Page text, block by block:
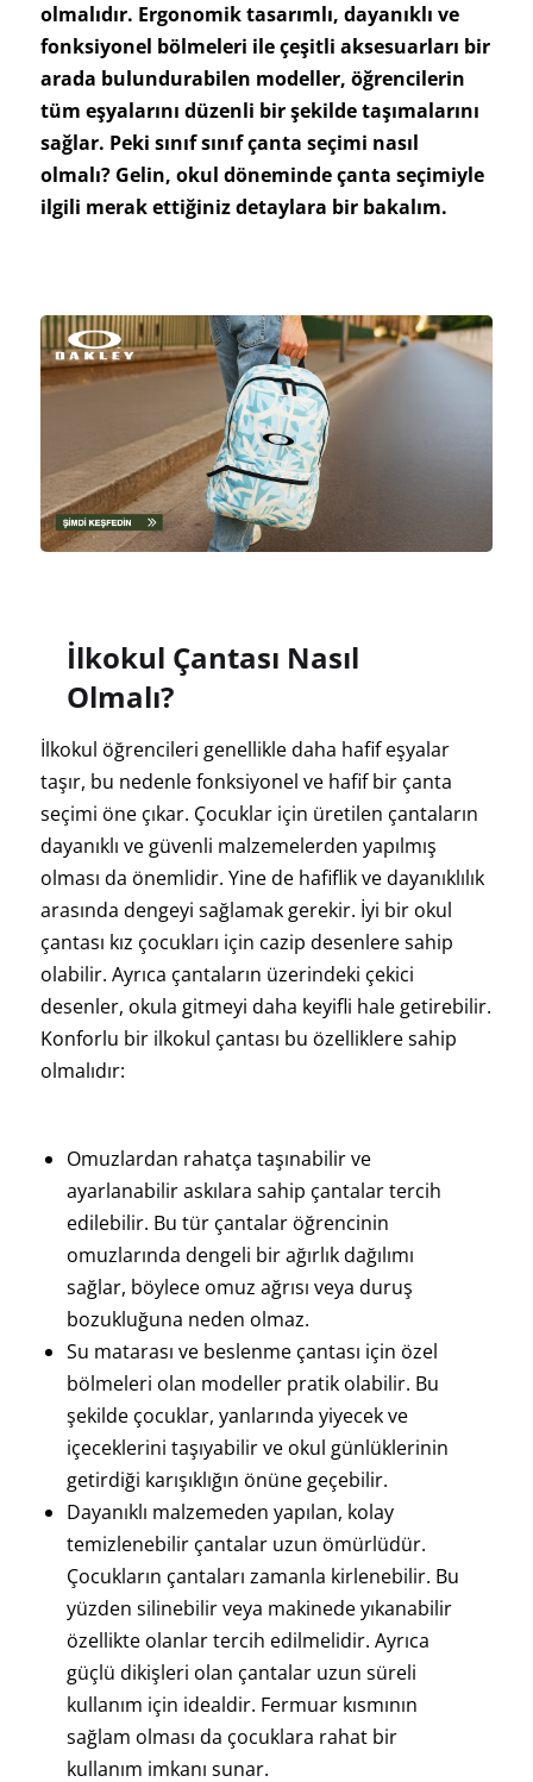
olmalıdır. Ergonomik tasarımlı, dayanıklı ve
fonksiyonel bölmeleri ile çeşitli aksesuarları bir
arada bulundurabilen modeller, öğrencilerin
tüm eşyalarını düzenli bir şekilde taşımalarını
sağlar. Peki sınıf sınıf çanta seçimi nasıl
olmalı? Gelin, okul döneminde çanta seçimiyle
ilgili merak ettiğiniz detaylara bir bakalım.
İlkokul Çantası Nasıl
Olmalı?
İlkokul öğrencileri genellikle daha hafif eşyalar
taşır, bu nedenle fonksiyonel ve hafif bir çanta
seçimi öne çıkar. Çocuklar için üretilen çantaların
dayanıklı ve güvenli malzemelerden yapılmış
olması da önemlidir. Yine de hafiflik ve dayanıklılık
arasında dengeyi sağlamak gerekir. İyi bir okul
çantası kız çocukları için cazip desenlere sahip
olabilir. Ayrıca çantaların üzerindeki çekici
desenler, okula gitmeyi daha keyifli hale getirebilir.
Konforlu bir ilkokul çantası bu özelliklere sahip
olmalıdır:
Omuzlardan rahatça taşınabilir ve
ayarlanabilir askılara sahip çantalar tercih
edilebilir. Bu tür çantalar öğrencinin
omuzlarında dengeli bir ağırlık dağılımı
sağlar, böylece omuz ağrısı veya duruş
bozukluğuna neden olmaz.
Su matarası ve beslenme çantası için özel
bölmeleri olan modeller pratik olabilir. Bu
şekilde çocuklar, yanlarında yiyecek ve
içeceklerini taşıyabilir ve okul günlüklerinin
getirdiği karışıklığın önüne geçebilir.
Dayanıklı malzemeden yapılan, kolay
temizlenebilir çantalar uzun ömürlüdür.
Çocukların çantaları zamanla kirlenebilir. Bu
yüzden silinebilir veya makinede yıkanabilir
özellikte olanlar tercih edilmelidir. Ayrıca
güçlü dikişleri olan çantalar uzun süreli
kullanım için idealdir. Fermuar kısmının
sağlam olması da çocuklara rahat bir
kullanım imkanı sunar.